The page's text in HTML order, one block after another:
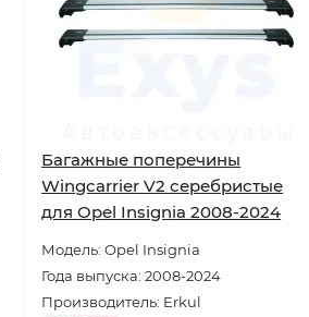
Багажные поперечины
Wingcarrier V2 серебристые
для Opel Insignia 2008-2024
Модель: Opel Insignia
Года выпуска: 2008-2024
Производитель: Erkul